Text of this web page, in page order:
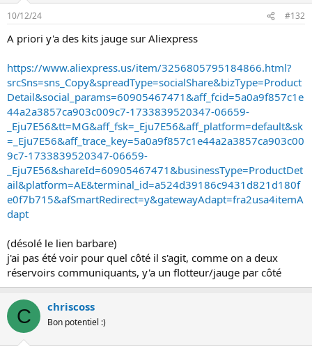
10/12/24 #132
A priori y'a des kits jauge sur Aliexpress
https://www.aliexpress.us/item/3256805795184866.html?
srcSns=sns_Copy&spreadType=socialShare&bizType=Product
Detail&social_params=60905467471&aff_fcid=5a0a9f857c1e
44a2a3857ca903c009c7-1733839520347-06659-
_Eju7E56&tt=MG&aff_fsk=_Eju7E56&aff_platform=default&sk
=_Eju7E56&aff_trace_key=5a0a9f857c1e44a2a3857ca903c00
9c7-1733839520347-06659-
_Eju7E56&shareId=60905467471&businessType=ProductDet
ail&platform=AE&terminal_id=a524d39186c9431d821d180f
e0f7b715&afSmartRedirect=y&gatewayAdapt=fra2usa4itemA
dapt
(désolé le lien barbare)
j'ai pas été voir pour quel côté il s'agit, comme on a deux
réservoirs communiquants, y'a un flotteur/jauge par côté
C chriscoss
Bon potentiel :)